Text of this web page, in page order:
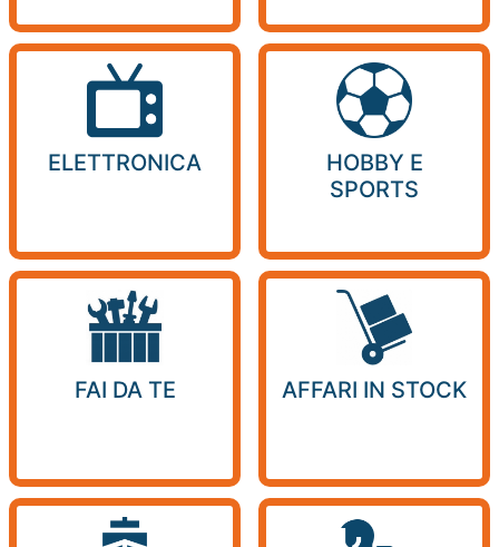
ELETTRONICA
HOBBY E
SPORTS
FAI DA TE AFFARI IN STOCK